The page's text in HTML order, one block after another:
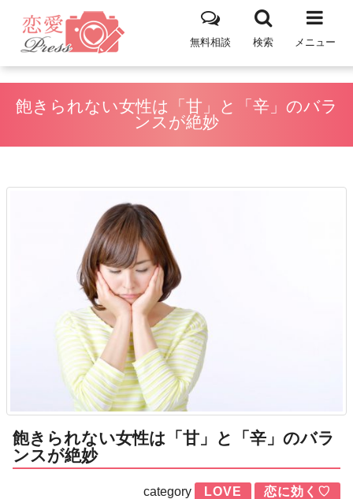
メニュー
検索
無料相談
飽きられない女性は「甘」と「辛」のバラ
ンスが絶妙
飽きられない女性は「甘」と「辛」のバラ
ンスが絶妙
category LOVE 恋に効く♡